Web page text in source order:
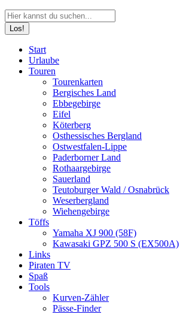
Search:
page
opens
page
opens
page
opens
Start
Urlaube
Touren
Tourenkarten
Bergisches Land
Ebbegebirge
Eifel
Köterberg
Osthessisches Bergland
Ostwestfalen-Lippe
Paderborner Land
Rothaargebirge
Sauerland
Teutoburger Wald / Osnabrück
Weserbergland
Wiehengebirge
Töffs
Yamaha XJ 900 (58F)
Kawasaki GPZ 500 S (EX500A)
Links
Piraten TV
Spaß
Tools
Kurven-Zähler
Pässe-Finder